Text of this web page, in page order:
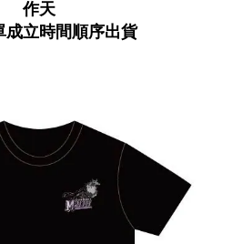
作天
成立時間順序出貨